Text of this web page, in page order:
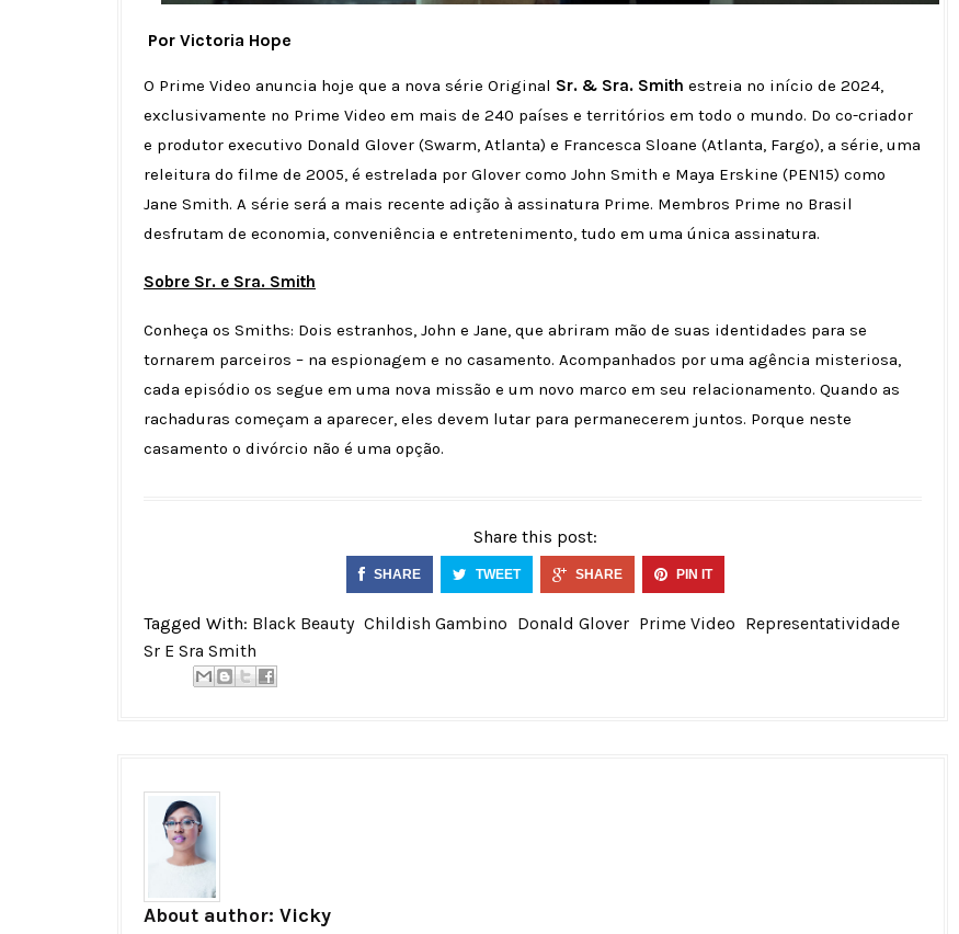
Por Victoria Hope
O Prime Video anuncia hoje que a nova série Original Sr. & Sra. Smith estreia no início de 2024,
exclusivamente no Prime Video em mais de 240 países e territórios em todo o mundo. Do co-criador
e produtor executivo Donald Glover (Swarm, Atlanta) e Francesca Sloane (Atlanta, Fargo), a série, uma
releitura do filme de 2005, é estrelada por Glover como John Smith e Maya Erskine (PEN15) como
Jane Smith. A série será a mais recente adição à assinatura Prime. Membros Prime no Brasil
desfrutam de economia, conveniência e entretenimento, tudo em uma única assinatura.
Sobre Sr. e Sra. Smith
Conheça os Smiths: Dois estranhos, John e Jane, que abriram mão de suas identidades para se
tornarem parceiros – na espionagem e no casamento. Acompanhados por uma agência misteriosa,
cada episódio os segue em uma nova missão e um novo marco em seu relacionamento. Quando as
rachaduras começam a aparecer, eles devem lutar para permanecerem juntos. Porque neste
casamento o divórcio não é uma opção.
Share this post:
SHARE TWEET SHARE PIN IT
Tagged With: Black Beauty Childish Gambino Donald Glover Prime Video Representatividade
Sr E Sra Smith
About author: Vicky